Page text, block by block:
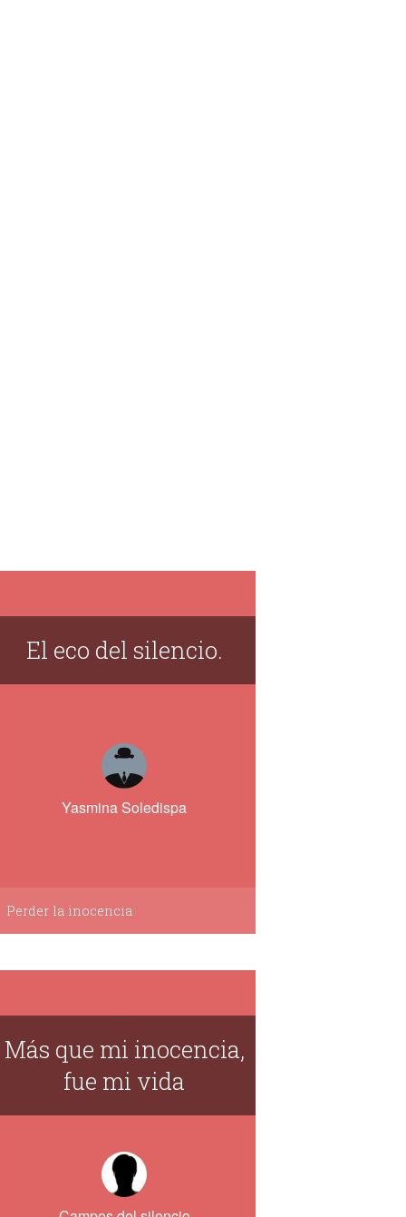
El eco del silencio.
Yasmina Soledispa
Perder la inocencia
Más que mi inocencia,
fue mi vida